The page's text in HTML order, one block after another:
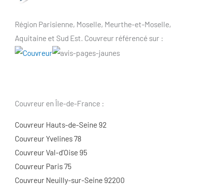
Région Parisienne, Moselle, Meurthe-et-Moselle,
Aquitaine et Sud Est. Couvreur référencé sur :
Couvreur en Île-de-France :
Couvreur Hauts-de-Seine 92
Couvreur Yvelines 78
Couvreur Val-d’Oise 95
Couvreur Paris 75
Couvreur Neuilly-sur-Seine 92200